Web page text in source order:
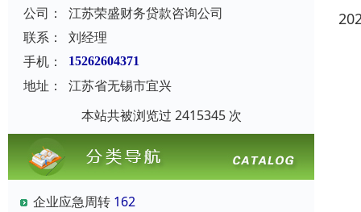
公司：
江苏荣盛财务贷款咨询公司
联系：
刘经理
手机：
15262604371
地址：
江苏省无锡市宜兴
本站共被浏览过 2415345 次
企业应急周转 162